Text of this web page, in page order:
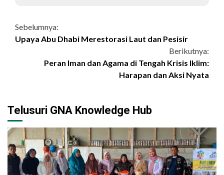
Continue
Sebelumnya:
Upaya Abu Dhabi Merestorasi Laut dan Pesisir
Berikutnya:
Peran Iman dan Agama di Tengah Krisis Iklim:
Harapan dan Aksi Nyata
Telusuri GNA Knowledge Hub